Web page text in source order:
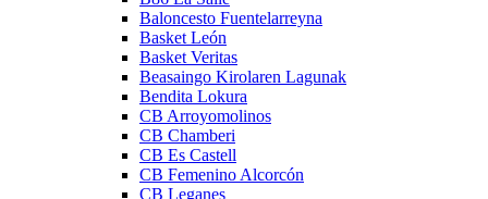
Baloncesto Fuentelarreyna
Basket León
Basket Veritas
Beasaingo Kirolaren Lagunak
Bendita Lokura
CB Arroyomolinos
CB Chamberi
CB Es Castell
CB Femenino Alcorcón
CB Leganes